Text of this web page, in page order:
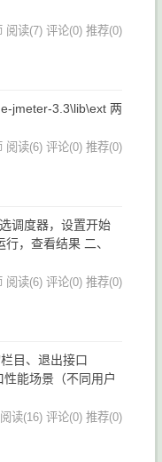
阅读(7) 评论(0) 推荐(0)
jmeter-3.3\lib\ext 两
阅读(6) 评论(0) 推荐(0)
调度器，设置开始
，查看结果 二、
阅读(6) 评论(0) 推荐(0)
目、退出接口
能场景（不同用户
阅读(16) 评论(0) 推荐(0)